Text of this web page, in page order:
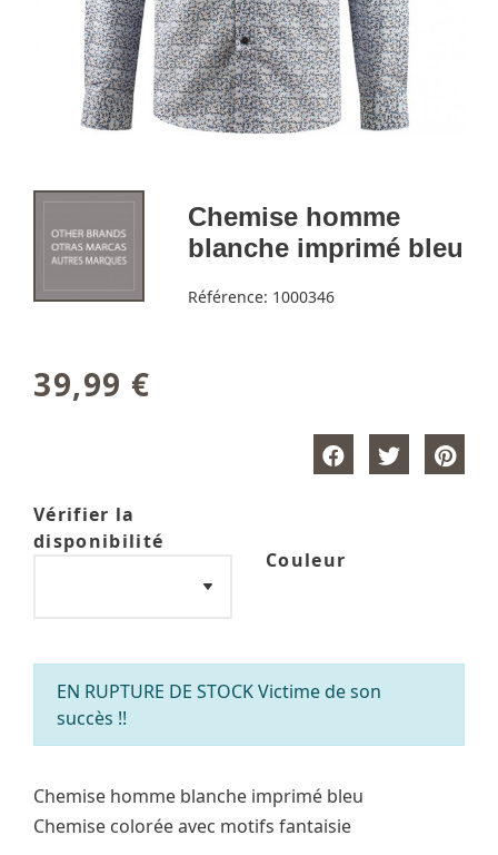
Chemise homme
blanche imprimé bleu
Référence: 1000346
39,99 €
Vérifier la
disponibilité
Couleur
EN RUPTURE DE STOCK Victime de son
succès !!
Chemise homme blanche imprimé bleu
Chemise colorée avec motifs fantaisie